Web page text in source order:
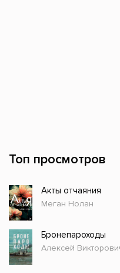
Топ просмотров
Акты отчаяния
Меган Нолан
Бронепароходы
Алексей